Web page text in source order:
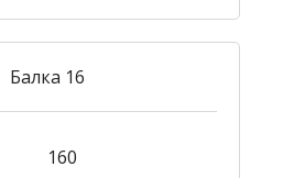
Балка 16
160